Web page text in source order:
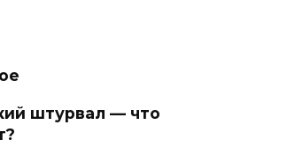
штурвал — что